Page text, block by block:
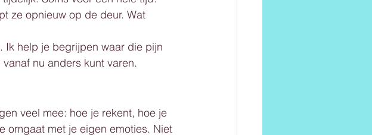
ze opnieuw op de deur. Wat
Ik help je begrijpen waar die pijn
nu anders kunt varen.
veel mee: hoe je rekent, hoe je
omgaat met je eigen emoties. Niet